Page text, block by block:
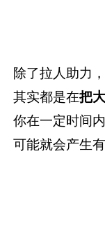
除了拉人助力
其实都是在把
你在一定时间
可能就会产生